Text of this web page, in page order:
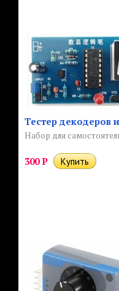
Тестер декодеров
Набор для
300Р